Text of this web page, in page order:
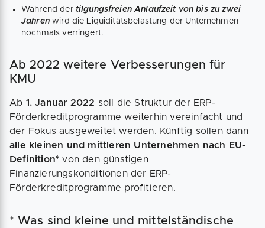
Während der tilgungsfreien Anlaufzeit von bis zu zwei
Jahrenwird die Liquiditätsbelastung der Unternehmen
nochmals verringert.
Ab 2022 weitere Verbesserungen für
KMU
Ab 1. Januar 2022 soll die Struktur der ERP-
Förderkreditprogramme weiterhin vereinfacht und
der Fokus ausgeweitet werden. Künftig sollen dann
alle kleinen und mittleren Unternehmen nach EU-
Definition*von den günstigen
Finanzierungskonditionen der ERP-
Förderkreditprogramme profitieren.
* Was sind kleine und mittelständische